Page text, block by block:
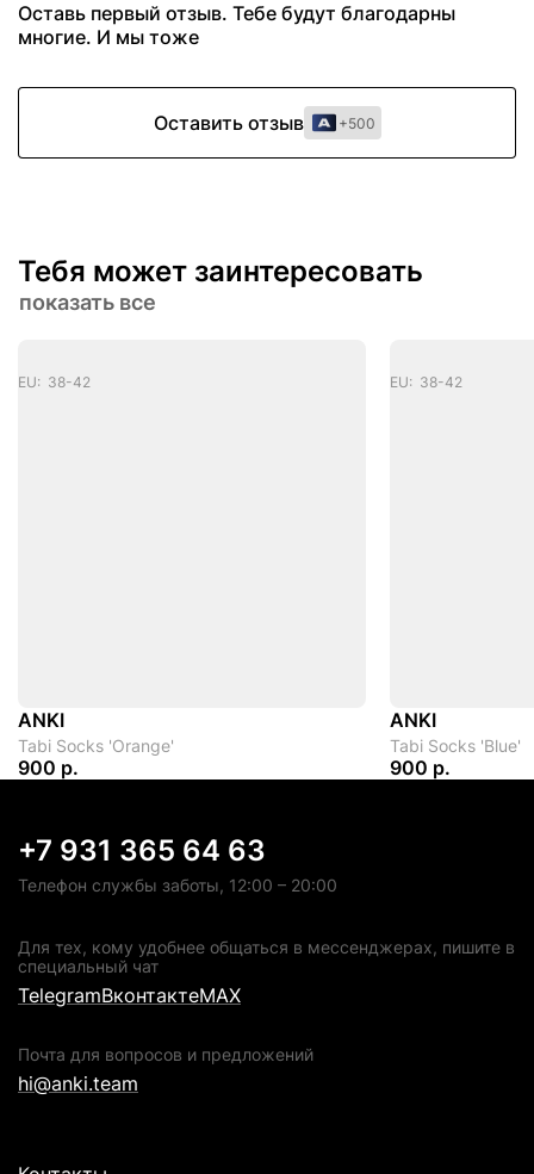
Оставь первый отзыв. Тебе будут благодарны
многие. И мы тоже
Оставить отзыв +500
Тебя может заинтересовать
показать все
EU: 38-42
ANKI
Tabi Socks 'Orange'
900 р.
EU: 38-42
ANKI
Tabi Socks 'Blue'
900 р.
+7 931 365 64 63
Телефон службы заботы, 12:00 – 20:00
Для тех, кому удобнее общаться в мессенджерах, пишите в
специальный чат
TelegramВконтактеMAX
Почта для вопросов и предложений
hi@anki.team